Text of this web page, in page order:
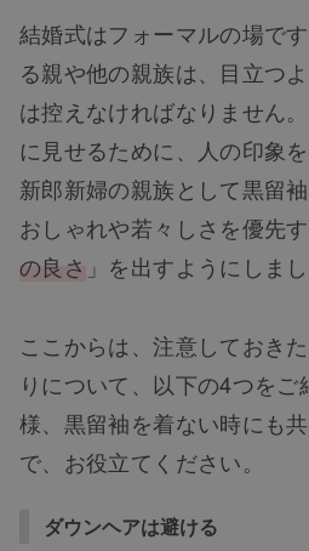
結婚式はフォーマルの場で
る親や他の親族は、目立つ
は控えなければなりません
に見せるために、人の印象
新郎新婦の親族として黒留
おしゃれや若々しさを優先す
の良さ 」 を出すようにしまし
ここからは、注意しておき
りについて、以下の4つを
様、黒留袖を着ない時にも
で、お役立てください。
ダウンヘアは避ける